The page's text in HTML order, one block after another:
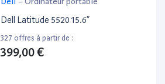
Dell Latitude 5520 15.6”
327 offres à partir de :
399,00 €